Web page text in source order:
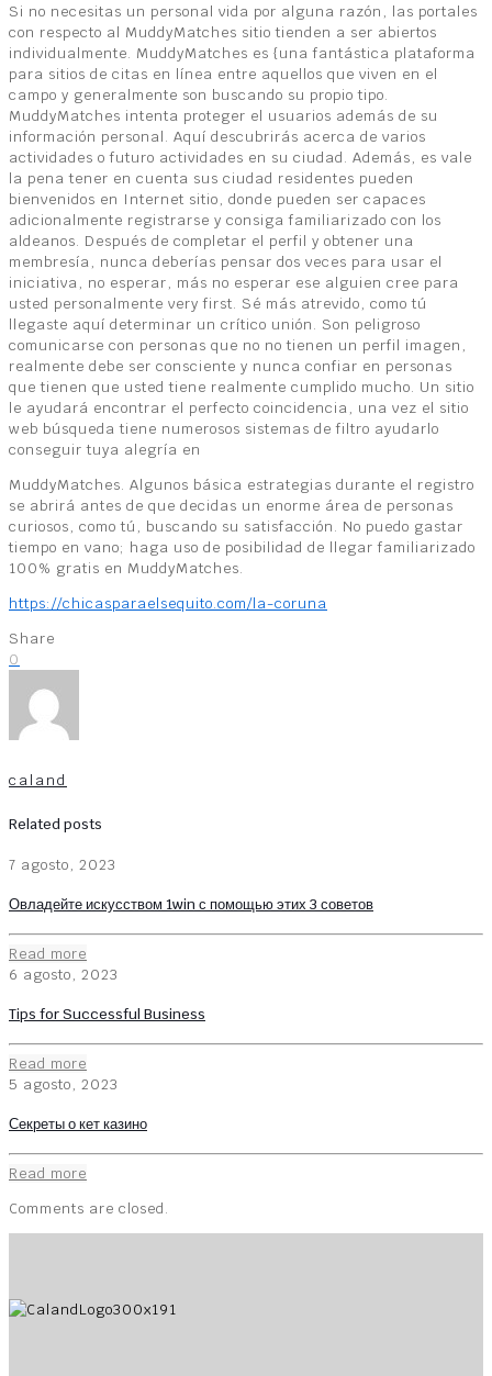
Si no necesitas un personal vida por alguna razón, las portales
con respecto al MuddyMatches sitio tienden a ser abiertos
individualmente. MuddyMatches es {una fantástica plataforma
para sitios de citas en línea entre aquellos que viven en el
campo y generalmente son buscando su propio tipo.
MuddyMatches intenta proteger el usuarios además de su
información personal. Aquí descubrirás acerca de varios
actividades o futuro actividades en su ciudad. Además, es vale
la pena tener en cuenta sus ciudad residentes pueden
bienvenidos en Internet sitio, donde pueden ser capaces
adicionalmente registrarse y consiga familiarizado con los
aldeanos. Después de completar el perfil y obtener una
membresía, nunca deberías pensar dos veces para usar el
iniciativa, no esperar, más no esperar ese alguien cree para
usted personalmente very first. Sé más atrevido, como tú
llegaste aquí determinar un crítico unión. Son peligroso
comunicarse con personas que no no tienen un perfil imagen,
realmente debe ser consciente y nunca confiar en personas
que tienen que usted tiene realmente cumplido mucho. Un sitio
le ayudará encontrar el perfecto coincidencia, una vez el sitio
web búsqueda tiene numerosos sistemas de filtro ayudarlo
conseguir tuya alegría en
MuddyMatches. Algunos básica estrategias durante el registro
se abrirá antes de que decidas un enorme área de personas
curiosos, como tú, buscando su satisfacción. No puedo gastar
tiempo en vano; haga uso de posibilidad de llegar familiarizado
100% gratis en MuddyMatches.
https://chicasparaelsequito.com/la-coruna
Share
0
caland
Related posts
7 agosto, 2023
Овладейте искусством 1win с помощью этих 3 советов
Read more
6 agosto, 2023
Tips for Successful Business
Read more
5 agosto, 2023
Секреты о кет казино
Read more
Comments are closed.